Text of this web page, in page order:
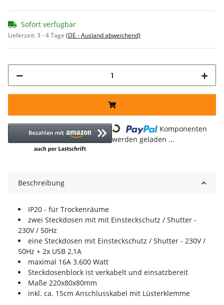
Sofort verfügbar
Lieferzeit:3 - 4 Tage (DE - Ausland abweichend)
Loading...
Komponenten
werden geladen ...
Beschreibung
IP20 - für Trockenräume
zwei Steckdosen mit mit Einsteckschutz / Shutter -
230V / 50Hz
eine Steckdosen mit Einsteckschutz / Shutter - 230V /
50Hz + 2x USB 2,1A
maximal 16A 3.600 Watt
Steckdosenblock ist verkabelt und einsatzbereit
Maße 220x80x80mm
inkl. ca. 15cm Anschlusskabel mit Lüsterklemme